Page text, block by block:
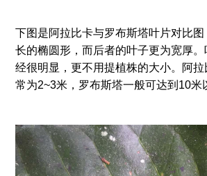
下图是阿拉比卡与罗布斯塔叶片对比
长的椭圆形，而后者的叶子更为宽厚
经很明显，更不用提植株的大小。阿
常为2~3米，罗布斯塔一般可达到10米